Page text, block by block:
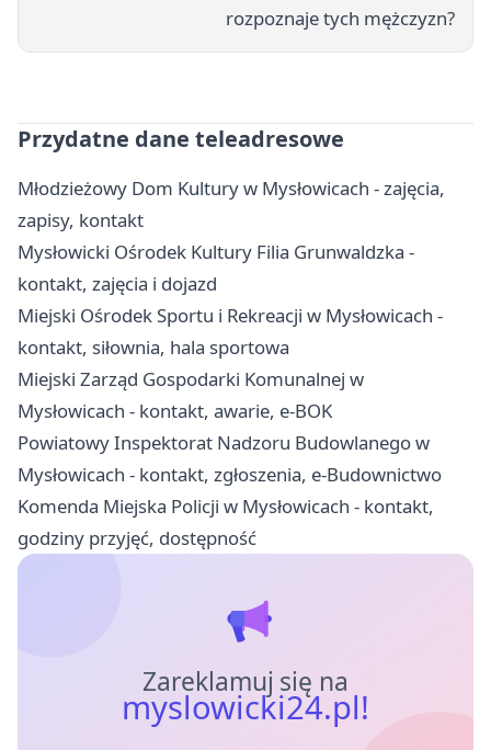
rozpoznaje tych mężczyzn?
Przydatne dane teleadresowe
Młodzieżowy Dom Kultury w Mysłowicach - zajęcia,
zapisy, kontakt
Mysłowicki Ośrodek Kultury Filia Grunwaldzka -
kontakt, zajęcia i dojazd
Miejski Ośrodek Sportu i Rekreacji w Mysłowicach -
kontakt, siłownia, hala sportowa
Miejski Zarząd Gospodarki Komunalnej w
Mysłowicach - kontakt, awarie, e-BOK
Powiatowy Inspektorat Nadzoru Budowlanego w
Mysłowicach - kontakt, zgłoszenia, e-Budownictwo
Komenda Miejska Policji w Mysłowicach - kontakt,
godziny przyjęć, dostępność
Zareklamuj się na
myslowicki24.pl!